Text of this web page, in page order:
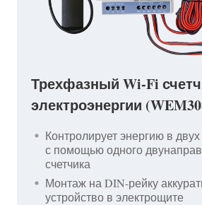
Трехфазный Wi-Fi
электроэнергии
Контролирует энергию в
с помощью одного
счетчика
Монтаж на DIN-рейку
устройство в электрощите